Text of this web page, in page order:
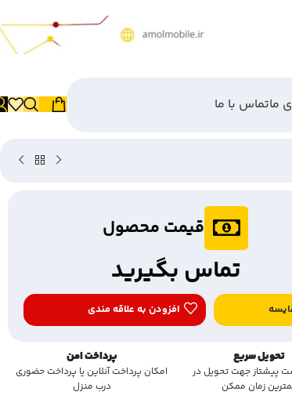
ماتماس با ما
قیمت محصول
تماس بگیرید
افزودن به علاقه مندی
تحویل سریع
پیشتاز جهت تحویل در
زمان ممکن
پرداخت امن
امکان پرداخت آنلاین یا پرداخت حضوری
درب منزل